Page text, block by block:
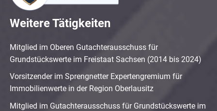
Weitere Tätigkeiten
Mitglied im Oberen Gutachterausschuss für
Grundstückswerte im Freistaat Sachsen (2014 bis 2024)
Vorsitzender im Sprengnetter Expertengremium für
Immobilienwerte in der Region Oberlausitz
Mitglied im Gutachterausschuss für Grundstückswerte im